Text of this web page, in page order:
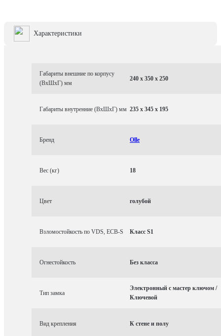
Характеристики
Габариты внешние по корпусу
(ВхШхГ) мм
240 x 350 x 250
Габариты внутренние (ВхШхГ) мм 235 x 345 x 195
Бренд Olle
Вес (кг) 18
Цвет голубой
Взломостойкость по VDS, ECB-S Класс S1
Огнестойкость Без класса
Тип замка
Электронный с мастер ключом /
Ключевой
Вид крепления К стене и полу